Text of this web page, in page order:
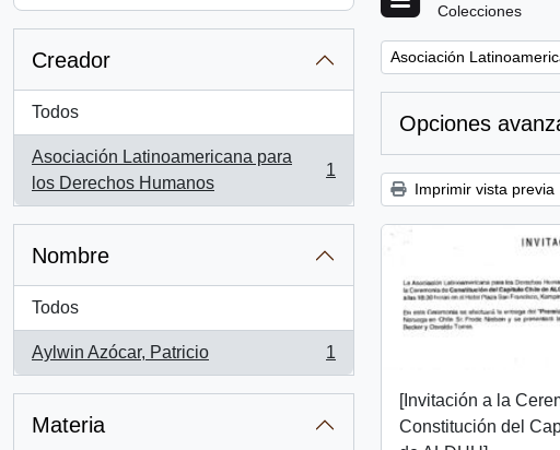
Creador
Todos
Asociación Latinoamericana para
los Derechos Humanos
, 1 resultados
1
Nombre
Todos
Aylwin Azócar, Patricio
, 1 resultados
1
Materia
Colecciones
Remove filter:
Asociación
Opciones
Imprimir vista previa
[Invitación a la
Constitución del